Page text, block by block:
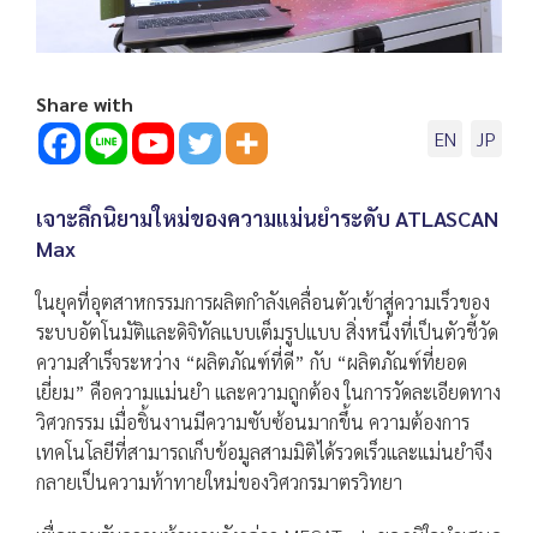
Share with
EN
JP
เจาะลึกนิยามใหม่ของความแม่นยำระดับ ATLASCAN
Max
ในยุคที่อุตสาหกรรมการผลิตกำลังเคลื่อนตัวเข้าสู่ความเร็วของ
ระบบอัตโนมัติและดิจิทัลแบบเต็มรูปแบบ สิ่งหนึ่งที่เป็นตัวชี้วัด
ความสำเร็จระหว่าง “ผลิตภัณฑ์ที่ดี” กับ “ผลิตภัณฑ์ที่ยอด
เยี่ยม” คือความแม่นยำ และความถูกต้อง ในการวัดละเอียดทาง
วิศวกรรม เมื่อชิ้นงานมีความซับซ้อนมากขึ้น ความต้องการ
เทคโนโลยีที่สามารถเก็บข้อมูลสามมิติได้รวดเร็วและแม่นยำจึง
กลายเป็นความท้าทายใหม่ของวิศวกรมาตรวิทยา